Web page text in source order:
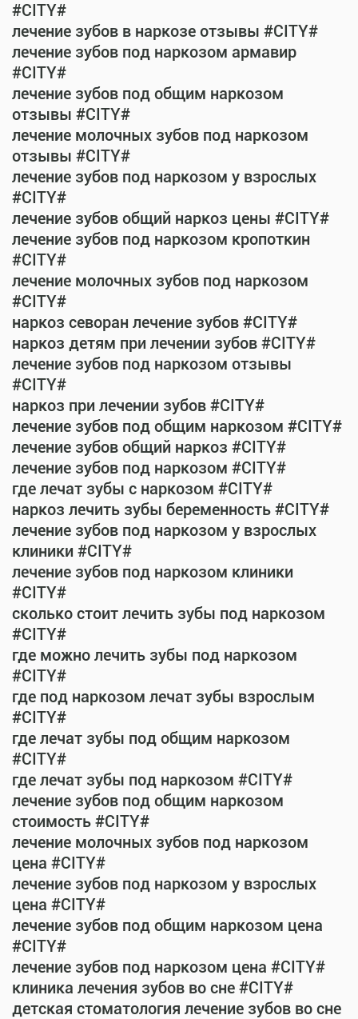
#CITY#
лечение зубов в наркозе отзывы #CITY#
лечение зубов под наркозом армавир
#CITY#
лечение зубов под общим наркозом
отзывы #CITY#
лечение молочных зубов под наркозом
отзывы #CITY#
лечение зубов под наркозом у взрослых
#CITY#
лечение зубов общий наркоз цены #CITY#
лечение зубов под наркозом кропоткин
#CITY#
лечение молочных зубов под наркозом
#CITY#
наркоз севоран лечение зубов #CITY#
наркоз детям при лечении зубов #CITY#
лечение зубов под наркозом отзывы
#CITY#
наркоз при лечении зубов #CITY#
лечение зубов под общим наркозом #CITY#
лечение зубов общий наркоз #CITY#
лечение зубов под наркозом #CITY#
где лечат зубы с наркозом #CITY#
наркоз лечить зубы беременность #CITY#
лечение зубов под наркозом у взрослых
клиники #CITY#
лечение зубов под наркозом клиники
#CITY#
сколько стоит лечить зубы под наркозом
#CITY#
где можно лечить зубы под наркозом
#CITY#
где под наркозом лечат зубы взрослым
#CITY#
где лечат зубы под общим наркозом
#CITY#
где лечат зубы под наркозом #CITY#
лечение зубов под общим наркозом
стоимость #CITY#
лечение молочных зубов под наркозом
цена #CITY#
лечение зубов под наркозом у взрослых
цена #CITY#
лечение зубов под общим наркозом цена
#CITY#
лечение зубов под наркозом цена #CITY#
клиника лечения зубов во сне #CITY#
детская стоматология лечение зубов во сне